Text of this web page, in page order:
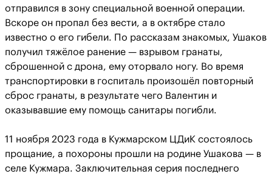
отправился в зону специальной военной операции.
Вскоре он пропал без вести, а в октябре стало
известно о его гибели. По рассказам знакомых, Ушаков
получил тяжёлое ранение — взрывом гранаты,
сброшенной с дрона, ему оторвало ногу. Во время
транспортировки в госпиталь произошёл повторный
сброс гранаты, в результате чего Валентин и
оказывавшие ему помощь санитары погибли.
11 ноября 2023 года в Кужмарском ЦДиК состоялось
прощание, а похороны прошли на родине Ушакова — в
селе Кужмара. Заключительная серия последнего